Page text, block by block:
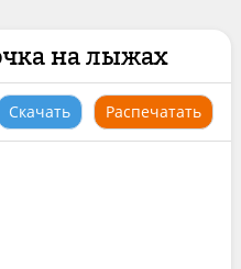
на лыжах
Скачать Распечатать